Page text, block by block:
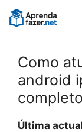
Pular
para
Como
android
Última